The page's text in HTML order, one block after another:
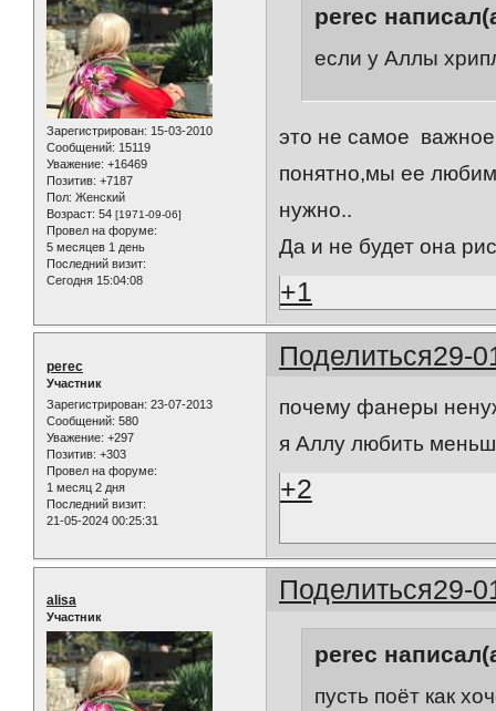
Зарегистрирован: 15-03-2010
Сообщений: 15119
Уважение: +16469
Позитив: +7187
Пол: Женский
Возраст: 54 [1971-09-06]
Провел на форуме:
5 месяцев 1 день
Последний визит:
Сегодня 15:04:08
perec
если у Аллы
это не самое
понятно,мы ее
нужно..
Да и не будет она
+1
Поделиться29-
perec
Участник
Зарегистрирован: 23-07-2013
Сообщений: 580
Уважение: +297
Позитив: +303
Провел на форуме:
1 месяц 2 дня
Последний визит:
21-05-2024 00:25:31
почему фанеры
я Аллу любить
+2
Поделиться29-
alisa
Участник
perec
пусть поёт как